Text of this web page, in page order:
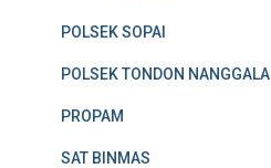
POLSEK SOPAI
POLSEK TONDON NANGGALA
PROPAM
SAT BINMAS